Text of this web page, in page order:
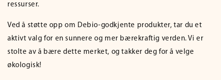
ressurser.
Ved å støtte opp om Debio-godkjente produkter, tar du et
aktivt valg for en sunnere og mer bærekraftig verden. Vi er
stolte av å bære dette merket, og takker deg for å velge
økologisk!